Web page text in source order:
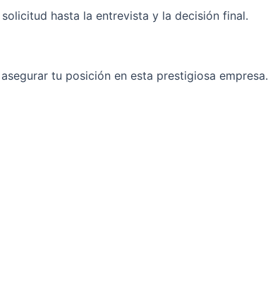
hasta la entrevista y la decisión final.
tu posición en esta prestigiosa empresa.